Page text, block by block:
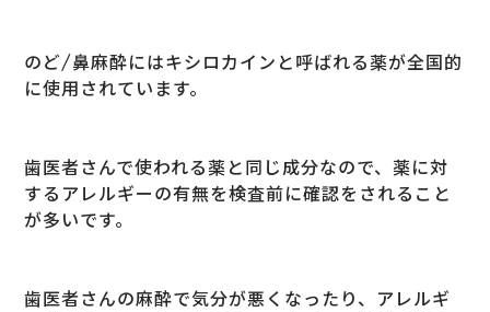
のど/鼻麻酔にはキシロカインと呼ばれる薬が全国的
に使用されています。
歯医者さんで使われる薬と同じ成分なので、薬に対
するアレルギーの有無を検査前に確認をされること
が多いです。
歯医者さんの麻酔で気分が悪くなったり、アレルギ